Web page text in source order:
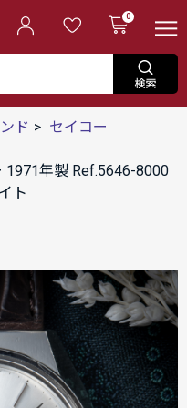
0
ド
セイコー
1971年製 Ref.5646-8000
ト